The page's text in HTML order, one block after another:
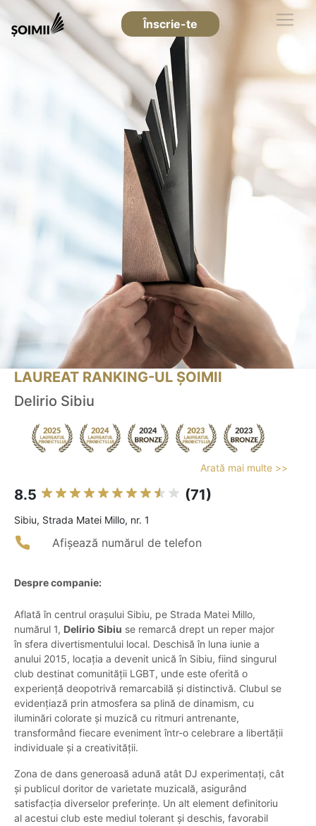
Înscrie-te
LAUREAT RANKING-UL ȘOIMII
Delirio Sibiu
Arată mai multe >>
8.5 (71)
Sibiu, Strada Matei Millo, nr. 1
Afișează numărul de telefon
Despre companie:
Aflată în centrul orașului Sibiu, pe Strada Matei Millo,
numărul 1, Delirio Sibiu se remarcă drept un reper major
în sfera divertismentului local. Deschisă în luna iunie a
anului 2015, locația a devenit unică în Sibiu, fiind singurul
club destinat comunității LGBT, unde este oferită o
experiență deopotrivă remarcabilă și distinctivă. Clubul se
evidențiază prin atmosfera sa plină de dinamism, cu
iluminări colorate și muzică cu ritmuri antrenante,
transformând fiecare eveniment într-o celebrare a libertății
individuale și a creativității.
Zona de dans generoasă adună atât DJ experimentați, cât
și publicul doritor de varietate muzicală, asigurând
satisfacția diverselor preferințe. Un alt element definitoriu
al acestui club este mediul tolerant și deschis, favorabil